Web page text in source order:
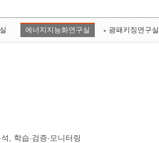
에너지지능화연구실 광패키징연구실
, 학습·검증·모니터링